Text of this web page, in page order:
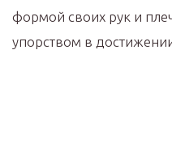
формой своих рук и
упорством в